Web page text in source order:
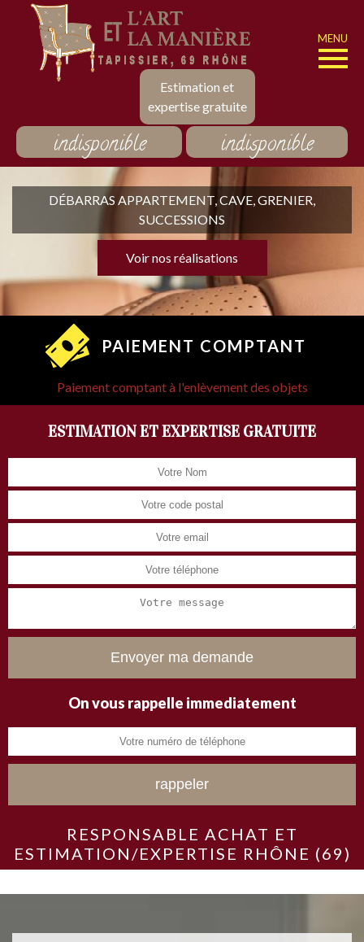
Estimation et
expertise gratuite
MENU
indisponible indisponible
DÉBARRAS APPARTEMENT, CAVE, GRENIER,
SUCCESSIONS
Voir nos réalisations
PAIEMENT COMPTANT
Paiement comptant à l'enlèvement des objets
ESTIMATION ET EXPERTISE GRATUITE
On vous rappelle immediatement
RESPONSABLE ACHAT ET
ESTIMATION/EXPERTISE RHÔNE (69)